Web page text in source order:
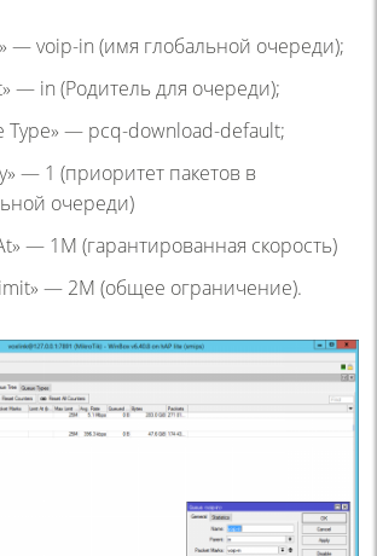
— voip-in (имя глобальной очереди);
— in (Родитель для очереди);
Type» — pcq-download-default;
— 1 (приоритет пакетов в
очереди)
— 1M (гарантированная скорость)
— 2M (общее ограничение).